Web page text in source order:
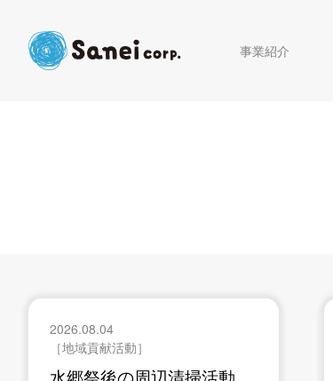
事業紹介
2026.08.04
［地域貢献活動］
水郷祭後の周辺清掃活動